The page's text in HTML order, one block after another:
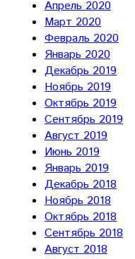
Апрель 2020
Март 2020
Февраль 2020
Январь 2020
Декабрь 2019
Ноябрь 2019
Октябрь 2019
Сентябрь 2019
Август 2019
Июнь 2019
Январь 2019
Декабрь 2018
Ноябрь 2018
Октябрь 2018
Сентябрь 2018
Август 2018